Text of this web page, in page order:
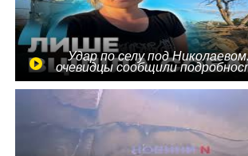
Удар по селу под
очевидцы сообщили